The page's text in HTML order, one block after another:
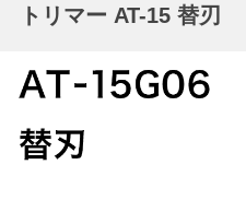
トリマー AT-15 替刃